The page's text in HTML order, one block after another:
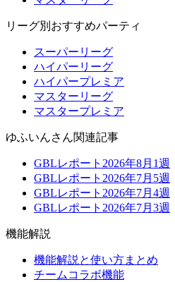
リーグ別おすすめパーティ
スーパーリーグ
ハイパーリーグ
ハイパープレミア
マスターリーグ
マスタープレミア
ゆふいんさん関連記事
GBLレポート2026年8月1週
GBLレポート2026年7月5週
GBLレポート2026年7月4週
GBLレポート2026年7月3週
機能解説
機能解説と使い方まとめ
チームコラボ機能